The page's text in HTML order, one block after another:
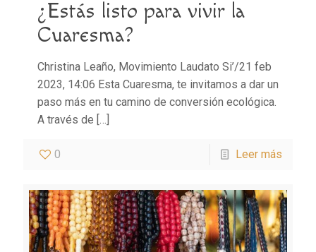
¿Estás listo para vivir la
Cuaresma?
Christina Leaño, Movimiento Laudato Si’/21 feb
2023, 14:06 Esta Cuaresma, te invitamos a dar un
paso más en tu camino de conversión ecológica.
A través de […]
0 Leer más